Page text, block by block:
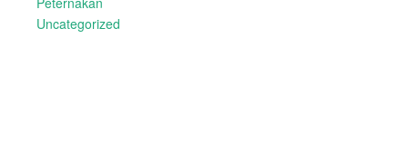
Uncategorized